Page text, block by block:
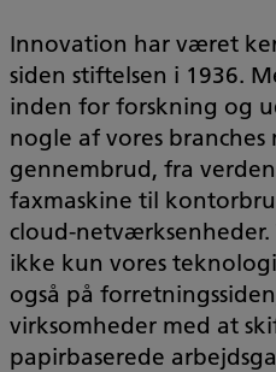
Innovation har været
siden stiftelsen i 1936.
inden for forskning og
nogle af vores
gennembrud, fra
faxmaskine til
cloud-
ikke kun vores
også på
virksomheder med at
papirbaserede